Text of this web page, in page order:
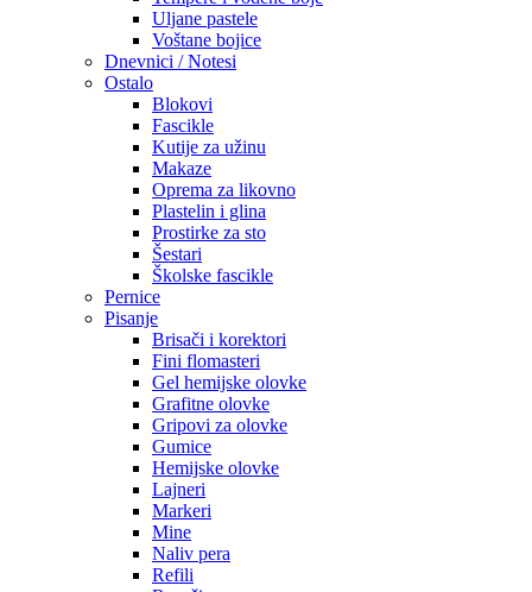
Uljane pastele
Voštane bojice
Dnevnici / Notesi
Ostalo
Blokovi
Fascikle
Kutije za užinu
Makaze
Oprema za likovno
Plastelin i glina
Prostirke za sto
Šestari
Školske fascikle
Pernice
Pisanje
Brisači i korektori
Fini flomasteri
Gel hemijske olovke
Grafitne olovke
Gripovi za olovke
Gumice
Hemijske olovke
Lajneri
Markeri
Mine
Naliv pera
Refili